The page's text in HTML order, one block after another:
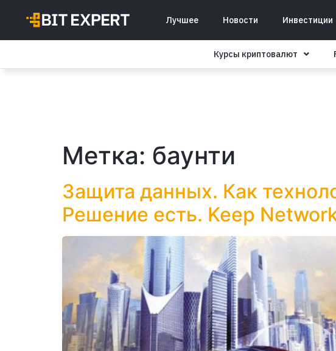
Лучшее Новости Инвестиции
Курсы криптовалют
Метка: баунти
Защита данных. Как
Решение есть. Keep